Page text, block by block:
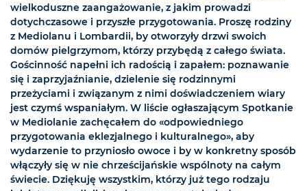
wielkoduszne zaangażowanie, z jakim prowadzi
dotychczasowe i przyszłe przygotowania. Proszę rodziny
z Mediolanu i Lombardii, by otworzyły drzwi swoich
domów pielgrzymom, którzy przybędą z całego świata.
Gościnność napełni ich radością i zapałem: poznawanie
się i zaprzyjaźnianie, dzielenie się rodzinnymi
przeżyciami i związanym z nimi doświadczeniem wiary
jest czymś wspaniałym. W liście ogłaszającym Spotkanie
w Mediolanie zachęcałem do «odpowiedniego
przygotowania eklezjalnego i kulturalnego», aby
wydarzenie to przyniosło owoce i by w konkretny sposób
włączyły się w nie chrześcijańskie wspólnoty na całym
świecie. Dziękuję wszystkim, którzy już tego rodzaju